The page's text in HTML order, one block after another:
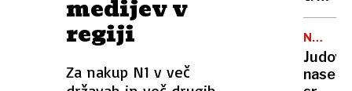
medijev v
regiji
Za nakup N1 v več
vse
hujši?
skrbi